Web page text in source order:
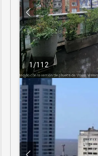
1 /112